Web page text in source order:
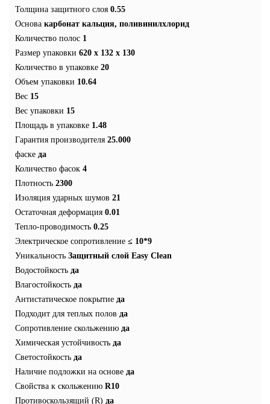
Толщина защитного слоя 0.55
Основа карбонат кальция, поливинилхлорид
Количество полос 1
Размер упаковки 620 x 132 x 130
Количество в упаковке 20
Объем упаковки 10.64
Вес 15
Вес упаковки 15
Площадь в упаковке 1.48
Гарантия производителя 25.000
фаске да
Количество фасок 4
Плотность 2300
Изоляция ударных шумов 21
Остаточная деформация 0.01
Тепло-проводимость 0.25
Электрическое сопротивление ≤ 10*9
Уникальность Защитный слой Easy Clean
Водостойкость да
Влагостойкость да
Антистатическое покрытие да
Подходит для теплых полов да
Сопротивление скольжению да
Химическая устойчивость да
Светостойкость да
Наличие подложки на основе да
Свойства к скольжению R10
Противоскользящий (R) да